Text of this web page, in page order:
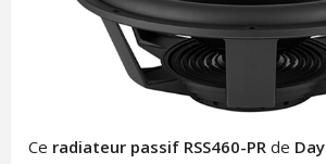
Ce radiateur passif RSS460-PRde